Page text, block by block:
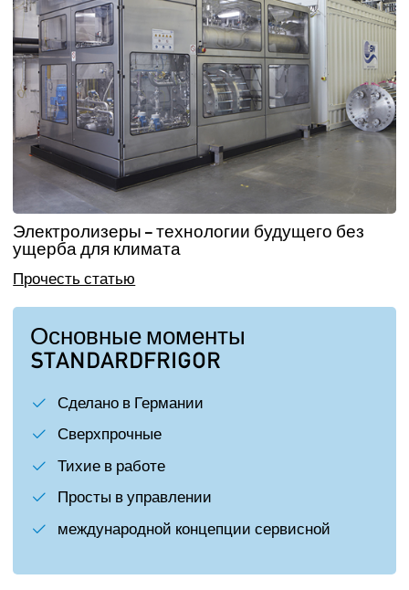
Электролизеры – технологии будущего без
ущерба для климата
Прочесть статью
Основные моменты
STANDARDFRIGOR
Сделано в Германии
Сверхпрочные
Тихие в работе
Просты в управлении
международной концепции сервисной